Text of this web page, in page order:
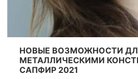
НОВЫЕ ВОЗМОЖНОСТИ
МЕТАЛЛИЧЕСКИМИ
САПФИР 2021